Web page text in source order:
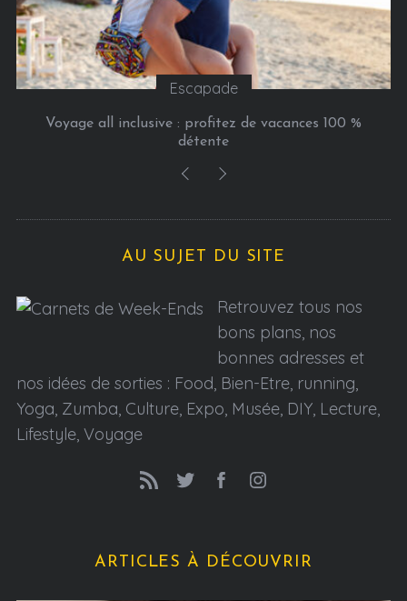
Escapade
Voyage all inclusive : profitez de vacances 100 %
détente
AU SUJET DU SITE
Retrouvez tous nos
bons plans, nos
bonnes adresses et
nos idées de sorties : Food, Bien-Etre, running,
Yoga, Zumba, Culture, Expo, Musée, DIY, Lecture,
Lifestyle, Voyage
ARTICLES À DÉCOUVRIR